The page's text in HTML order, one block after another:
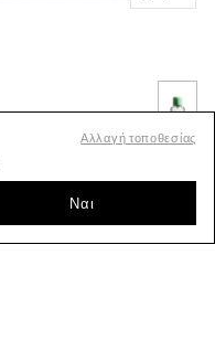
Αλλαγή τοποθεσίας
Ναι